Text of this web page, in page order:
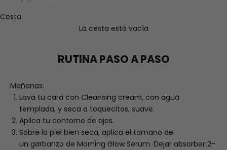
Cesta
La cesta está vacía
RUTINA PASO A PASO
Mañanas:
Lava tu cara con Cleansing cream, con agua
templada, y seca a toquecitos, suave.
Aplica tu contorno de ojos.
Sobre la piel bien seca, aplica el tamaño de
un garbanzo de Morning Glow Serum. Dejar absorber 2-